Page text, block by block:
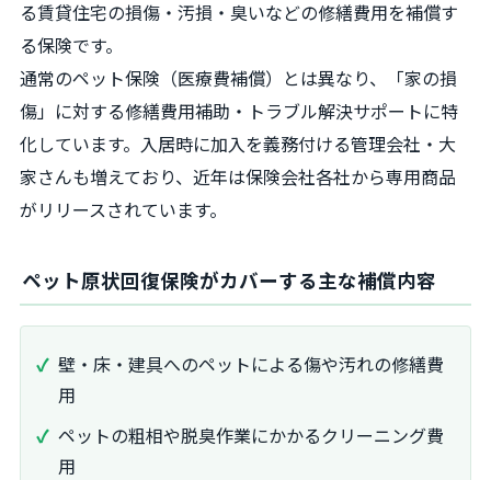
る賃貸住宅の損傷・汚損・臭いなどの修繕費用を補償す
る保険です。
通常のペット保険（医療費補償）とは異なり、「家の損
傷」に対する修繕費用補助・トラブル解決サポートに特
化しています。入居時に加入を義務付ける管理会社・大
家さんも増えており、近年は保険会社各社から専用商品
がリリースされています。
ペット原状回復保険がカバーする主な補償内容
壁・床・建具へのペットによる傷や汚れの修繕費
用
ペットの粗相や脱臭作業にかかるクリーニング費
用